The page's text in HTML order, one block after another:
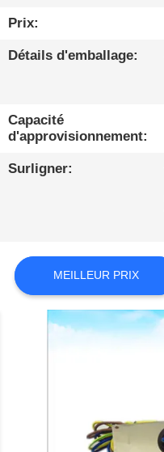
DE
NOUS
VISITE
D'USINE
CONTACTEZ-
NOUS
Prix:
Détails d'emballage:
Capacité
d'approvisionnement:
Surligner:
MEILLEUR PRIX